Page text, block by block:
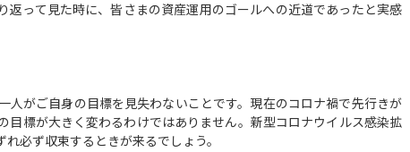
返って見た時に、皆さまの資産運用のゴールへの近道であったと実感
がご自身の目標を見失わないことです。現在のコロナ禍で先行きが
目標が大きく変わるわけではありません。新型コロナウイルス感染拡
必ず収束するときが来るでしょう。